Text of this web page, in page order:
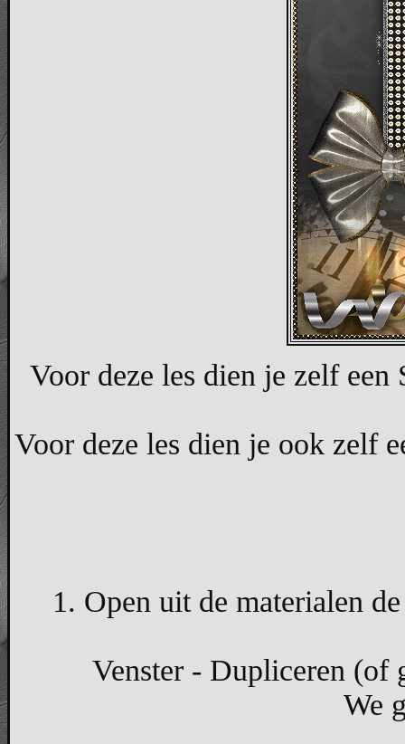
Voor deze les dien je zelf
Voor deze les dien je ook zelf
1. Open uit de materialen
Venster - Dupliceren (of
We